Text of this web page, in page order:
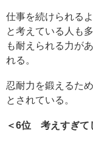
仕事を続けられる
と考えている人も
も耐えられる力が
れる。
忍耐力を鍛えるた
とされている。
＜6位 考えすぎて